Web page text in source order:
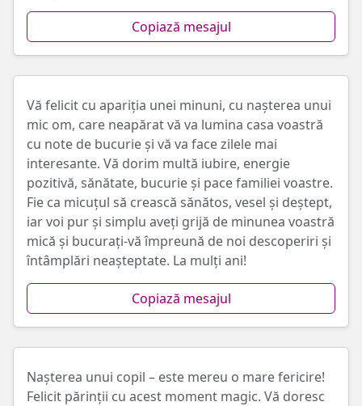
Copiază mesajul
Vă felicit cu apariția unei minuni, cu nașterea unui
mic om, care neapărat vă va lumina casa voastră
cu note de bucurie și vă va face zilele mai
interesante. Vă dorim multă iubire, energie
pozitivă, sănătate, bucurie și pace familiei voastre.
Fie ca micuțul să crească sănătos, vesel și deștept,
iar voi pur și simplu aveți grijă de minunea voastră
mică și bucurați-vă împreună de noi descoperiri și
întâmplări neașteptate. La mulți ani!
Copiază mesajul
Nașterea unui copil – este mereu o mare fericire!
Felicit părinții cu acest moment magic. Vă doresc